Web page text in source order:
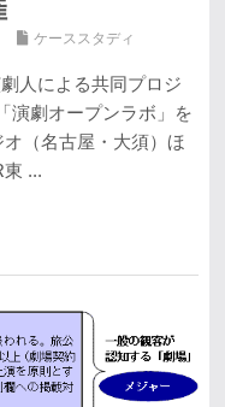
ケーススタディ
人による共同プロジ
演劇オープンラボ」を
（名古屋・大須）ほ
...